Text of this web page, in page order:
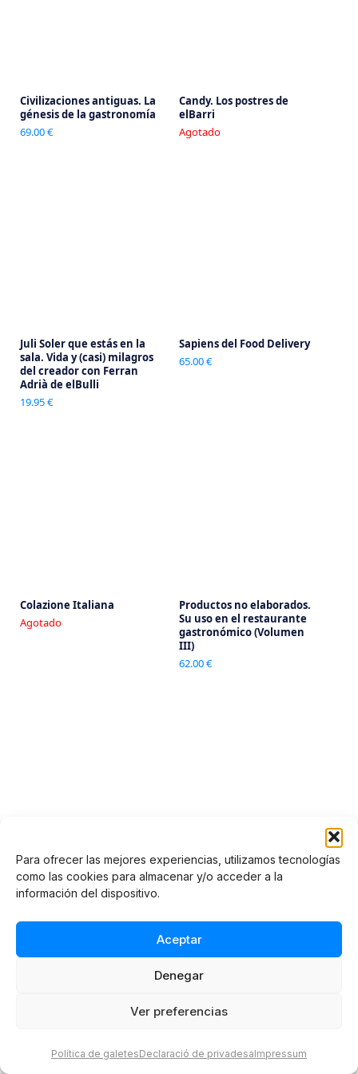
Para ofrecer las mejores experiencias, utilizamos tecnologías
como las cookies para almacenar y/o acceder a la
información del dispositivo.
Aceptar
Denegar
Ver preferencias
Política de galetesDeclaració de privadesaImpressum
Civilizaciones antiguas. La
génesis de la gastronomía
69.00 €
Candy. Los postres de
elBarri
Agotado
Juli Soler que estás en la
sala. Vida y (casi) milagros
del creador con Ferran
Adrià de elBulli
19.95 €
Sapiens del Food Delivery
65.00 €
Colazione Italiana
Agotado
Productos no elaborados.
Su uso en el restaurante
gastronómico (Volumen
III)
62.00 €
Vinos. La cata como
actividad (Volumen V)
120.00 €
El menjar de la família
19.95 €